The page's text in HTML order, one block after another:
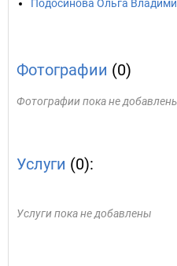
Подосинова Ольга
Фотографии (0)
Фотографии пока не
Услуги (0):
Услуги пока не добавлены